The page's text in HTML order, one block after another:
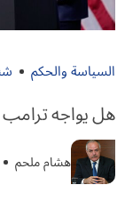
السياسة والحكم
هل يواجه
هشام ملحم